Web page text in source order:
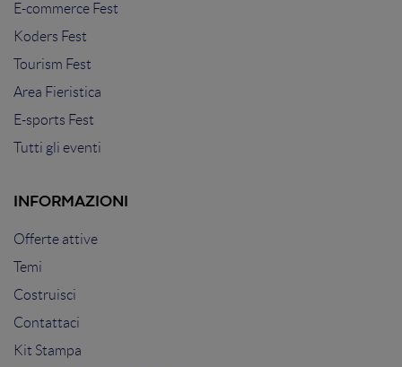
E-commerce Fest
Koders Fest
Tourism Fest
Area Fieristica
E-sports Fest
Tutti gli eventi
INFORMAZIONI
Offerte attive
Temi
Costruisci
Contattaci
Kit Stampa